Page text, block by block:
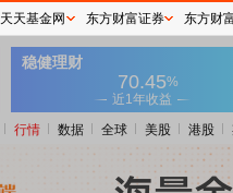
行情 数据 全球 美股 港股
天天基金网 东方财富证券 东方财